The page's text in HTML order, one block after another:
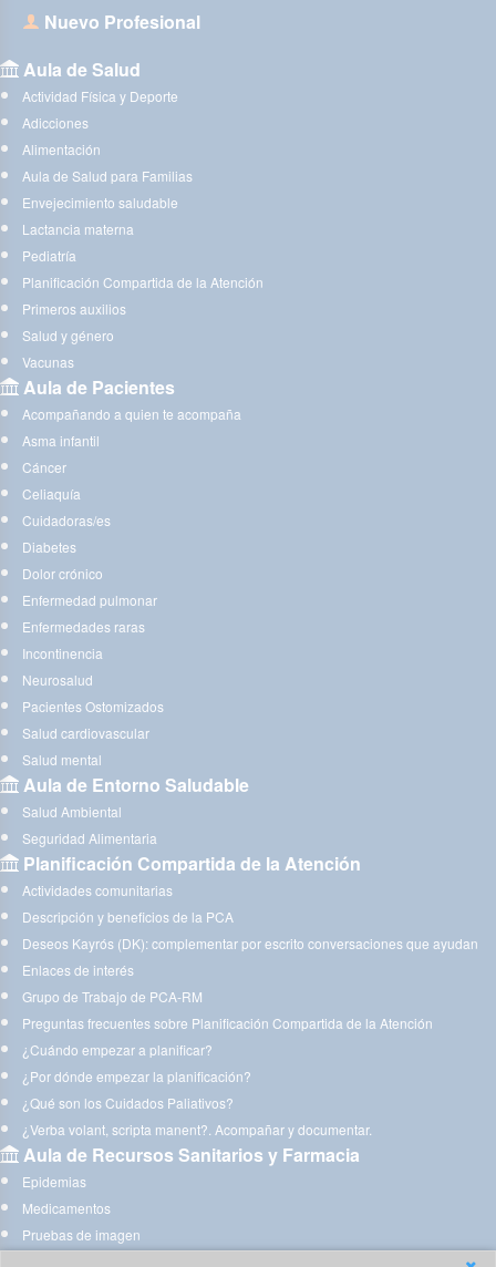
Nuevo Profesional
Aula de Salud
Actividad Física y Deporte
Adicciones
Alimentación
Aula de Salud para Familias
Envejecimiento saludable
Lactancia materna
Pediatría
Planificación Compartida de la Atención
Primeros auxilios
Salud y género
Vacunas
Aula de Pacientes
Acompañando a quien te acompaña
Asma infantil
Cáncer
Celiaquía
Cuidadoras/es
Diabetes
Dolor crónico
Enfermedad pulmonar
Enfermedades raras
Incontinencia
Neurosalud
Pacientes Ostomizados
Salud cardiovascular
Salud mental
Aula de Entorno Saludable
Salud Ambiental
Seguridad Alimentaria
Planificación Compartida de la Atención
Actividades comunitarias
Descripción y beneficios de la PCA
Deseos Kayrós (DK): complementar por escrito conversaciones que ayudan
Enlaces de interés
Grupo de Trabajo de PCA-RM
Preguntas frecuentes sobre Planificación Compartida de la Atención
¿Cuándo empezar a planificar?
¿Por dónde empezar la planificación?
¿Qué son los Cuidados Paliativos?
¿Verba volant, scripta manent?. Acompañar y documentar.
Aula de Recursos Sanitarios y Farmacia
Epidemias
Medicamentos
Pruebas de imagen